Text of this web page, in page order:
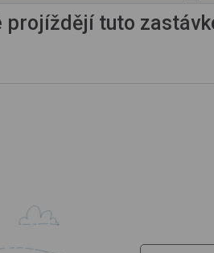
projíždějí tuto